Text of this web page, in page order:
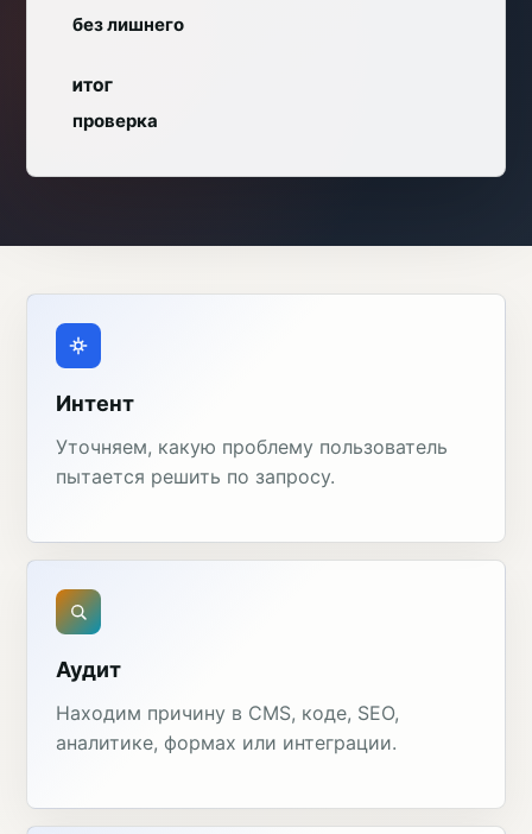
без лишнего
ИТОГ
проверка
Интент
Уточняем, какую проблему пользователь
пытается решить по запросу.
Аудит
Находим причину в CMS, коде, SEO,
аналитике, формах или интеграции.